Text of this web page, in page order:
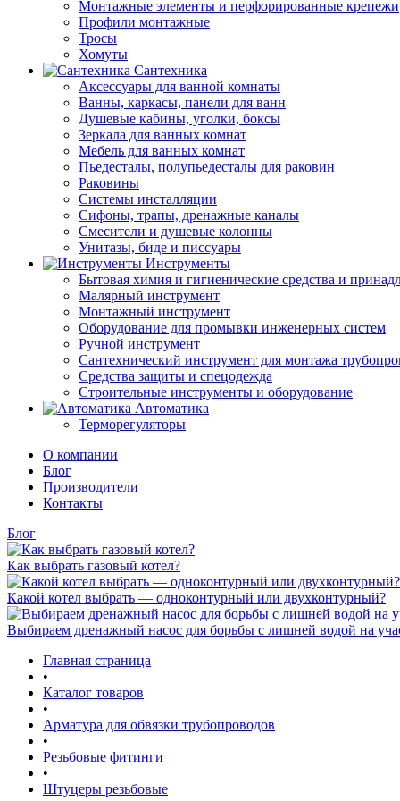
Монтажные элементы и перфорированные крепежи
Профили монтажные
Тросы
Хомуты
Сантехника
Аксессуары для ванной комнаты
Ванны, каркасы, панели для ванн
Душевые кабины, уголки, боксы
Зеркала для ванных комнат
Мебель для ванных комнат
Пьедесталы, полупьедесталы для раковин
Раковины
Системы инсталляции
Сифоны, трапы, дренажные каналы
Смесители и душевые колонны
Унитазы, биде и писсуары
Инструменты
Бытовая химия и гигиенические средства и
Малярный инструмент
Монтажный инструмент
Оборудование для промывки инженерных систем
Ручной инструмент
Сантехнический инструмент для монтажа
Средства защиты и спецодежда
Строительные инструменты и оборудование
Автоматика
Терморегуляторы
О компании
Блог
Производители
Контакты
Блог
Как выбрать газовый котел?
Какой котел выбрать — одноконтурный или двухконтурный?
Выбираем дренажный насос для борьбы с лишней водой на
Главная страница
•
Каталог товаров
•
Арматура для обвязки трубопроводов
•
Резьбовые фитинги
•
Штуцеры резьбовые